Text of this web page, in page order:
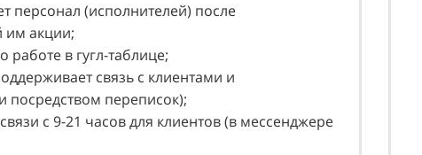
персонал (исполнителей) после
им акции;
работе в гугл-таблице;
связь с клиентами и
посредством переписок);
с 9-21 часов для клиентов (в мессенджере